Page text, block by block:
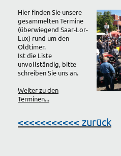
Hier finden Sie unsere
gesammelten Termine
(überwiegend Saar-Lor-
Lux) rund um den
Oldtimer.
Ist die Liste
unvollständig, bitte
schreiben Sie uns an.
Weiter zu den
Terminen...
<<<<<<<<<<< zurück